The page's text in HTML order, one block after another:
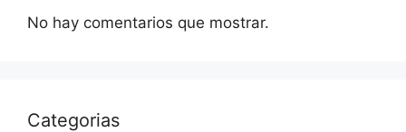
No hay comentarios que mostrar.
Categorias